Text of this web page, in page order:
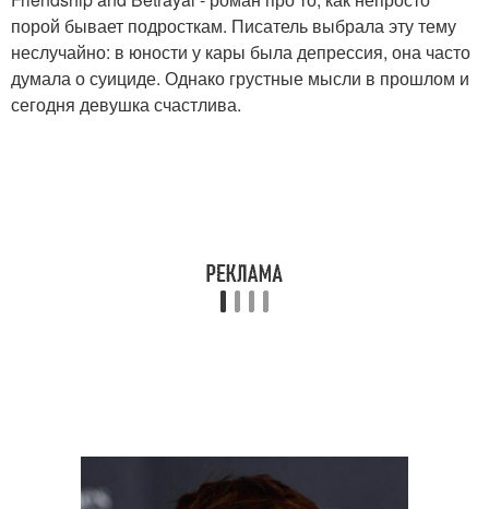
порой бывает подросткам. Писатель выбрала эту тему
неслучайно: в юности у кары была депрессия, она часто
думала о суициде. Однако грустные мысли в прошлом и
сегодня девушка счастлива.